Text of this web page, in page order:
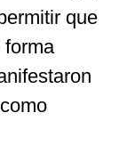
que
forma